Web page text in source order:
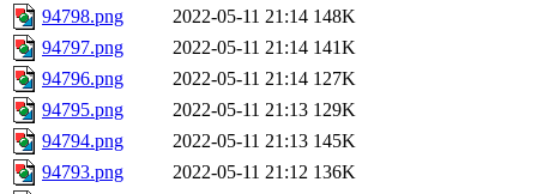
94798.png
2022-05-11 21:14 148K
94797.png
2022-05-11 21:14 141K
94796.png
2022-05-11 21:14 127K
94795.png
2022-05-11 21:13 129K
94794.png
2022-05-11 21:13 145K
94793.png
2022-05-11 21:12 136K